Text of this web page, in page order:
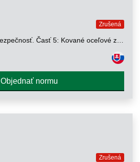
Zrušená
Objednať normu
Zrušená